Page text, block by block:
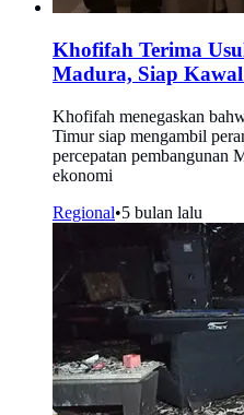
Khofifah Terima
Madura, Siap
Khofifah menegaskan
Timur siap mengambil
percepatan pembangunan
ekonomi
Regional•5 bulan lalu